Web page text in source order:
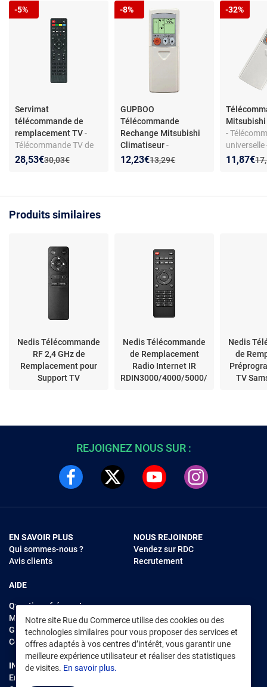
Servimat
télécommande de
remplacement TV-
Télécommande TV de
remplacement -
Touches dédiées -
Ancien prix :
30,03€
Nouveau prix :
28,53€
Réduction de :
-5%
GUPBOO
Télécommande
Rechange Mitsubishi
Climatiseur-
Télécommande
Ancien prix :
13,29€
Nouveau prix :
12,23€
Réduction de :
-8%
-
universelle
Nouveau
11,87€
-32%
Produits similaires
Nedis Télécommande
RF 2,4 GHz de
Remplacement pour
Support TV
Nedis Télécommande
de Remplacement
Radio Internet IR
RDIN3000/4000/5000/5005
Nedis
de
TV
Notre site Rue du Commerce utilise des cookies ou des
technologies similaires pour vous proposer des services et
offres adaptés à vos centres d’intérêt, vous garantir une
meilleure expérience utilisateur et réaliser des statistiques
de visites. En savoir plus.
REJOIGNEZ NOUS SUR :
EN SAVOIR PLUS
Qui sommes-nous ?
Avis clients
AIDE
Questions fréquentes
Modes de règlements
Garantie et retours
Contacter Rue du Commerce
NOUS REJOINDRE
Vendez sur RDC
Recrutement
INFORMATIONS LÉGALES
Environnement